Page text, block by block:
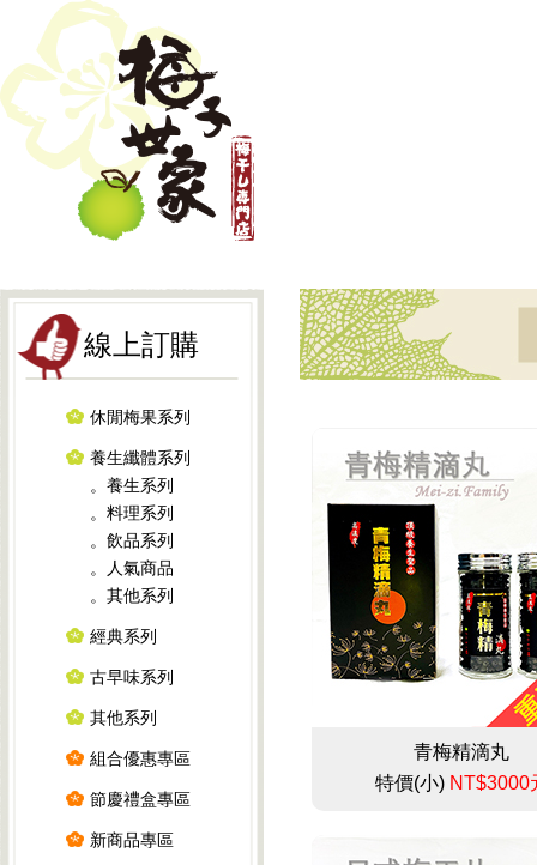
線上訂購
休閒梅果系列
養生纖體系列
。養生系列
。料理系列
。飲品系列
。人氣商品
。其他系列
經典系列
古早味系列
其他系列
組合優惠專區
節慶禮盒專區
新商品專區
青梅精滴丸
特價(小) NT$3000